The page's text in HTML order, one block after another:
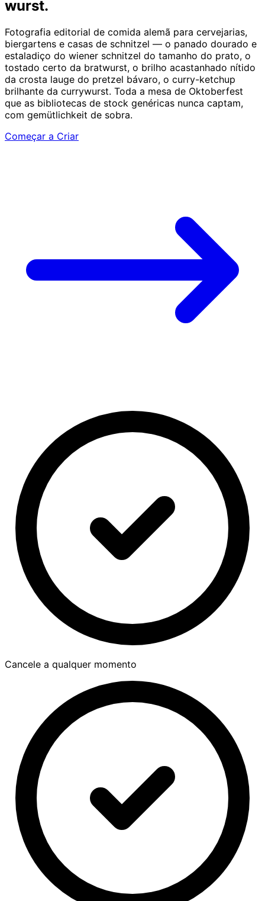
wurst.
Fotografia editorial de comida alemã para cervejarias,
biergartens e casas de schnitzel — o panado dourado e
estaladiço do wiener schnitzel do tamanho do prato, o
tostado certo da bratwurst, o brilho acastanhado nítido
da crosta lauge do pretzel bávaro, o curry-ketchup
brilhante da currywurst. Toda a mesa de Oktoberfest
que as bibliotecas de stock genéricas nunca captam,
com gemütlichkeit de sobra.
Começar a Criar
Cancele a qualquer momento